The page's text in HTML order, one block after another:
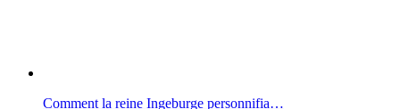
Comment la reine Ingeburge personnifia…